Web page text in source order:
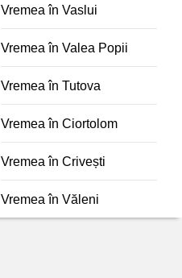
Vremea în Vaslui
Vremea în Valea Popii
Vremea în Tutova
Vremea în Ciortolom
Vremea în Crivești
Vremea în Văleni